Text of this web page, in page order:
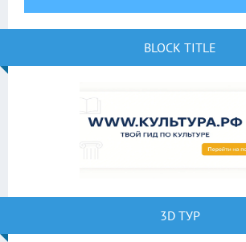
BLOCK TITLE
3D ТУР